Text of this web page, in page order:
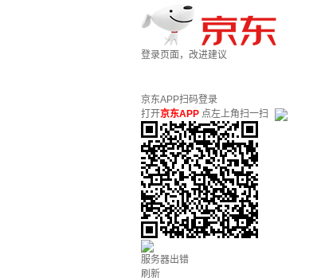
登录页面，改进建议
京东APP扫码登录
打开京东APP 点左上角扫一扫
服务器出错
刷新